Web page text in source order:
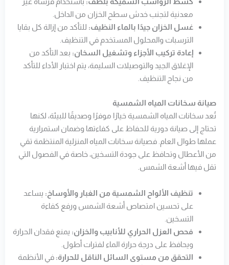
معدنية لتجنب خدش سطح الخزان من الداخل.
غسل الخزان جيدًا بالماء النظيف: للتأكد من إزالة كل بقايا
الترسبات والمحلول المستخدم في التنظيف.
إعادة تركيب الأجزاء وتشغيل السخان: بعد التأكد من
الإغلاق الجيد والتوصيلات السليمة، يتم اختبار الأداء للتأكد
من نجاح التنظيف.
صيانة سخانات المياه الشمسية
تُعد سخانات المياه الشمسية خيارًا موفرًا وصديقًا للبيئة، لكنها
تحتاج إلى صيانة دورية للحفاظ على كفاءتها وضمان استمرارية
عملها طوال العام. فصيانة سخانات المياه المنزلية المنتظمة تقي
من الأعطال وتحافظ على جودة التسخين، خاصة في الفصول التي
تقل فيها أشعة الشمس.
تنظيف الألواح الشمسية من الغبار والأوساخ: يساعد
على تحسين امتصاص أشعة الشمس ورفع كفاءة
التسخين.
فحص العزل الحراري للأنابيب والخزان: يمنع فقدان الحرارة
ويحافظ على درجة حرارة الماء لفترات أطول.
التحقق من مستوى السائل الناقل للحرارة: في الأنظمة